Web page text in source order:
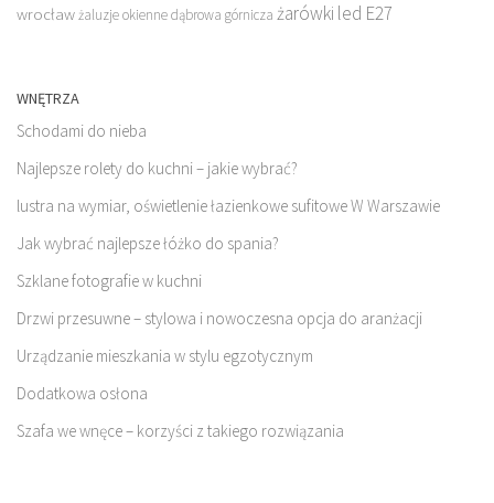
wrocławżaluzje okienne dąbrowa górnicza żarówki led E27
WNĘTRZA
Schodami do nieba
Najlepsze rolety do kuchni – jakie wybrać?
lustra na wymiar, oświetlenie łazienkowe sufitowe W Warszawie
Jak wybrać najlepsze łóżko do spania?
Szklane fotografie w kuchni
Drzwi przesuwne – stylowa i nowoczesna opcja do aranżacji
Urządzanie mieszkania w stylu egzotycznym
Dodatkowa osłona
Szafa we wnęce – korzyści z takiego rozwiązania